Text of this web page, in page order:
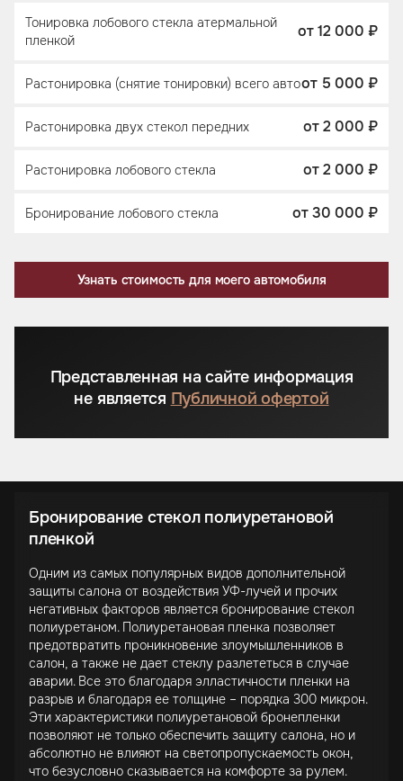
Тонировка лобового стекла атермальной
пленкой
от 12 000 ₽
Растонировка (снятие тонировки) всего автоот 5 000 ₽
Растонировка двух стекол передних от 2 000 ₽
Растонировка лобового стекла от 2 000 ₽
Бронирование лобового стекла от 30 000 ₽
Узнать стоимость для моего автомобиля
Представленная на сайте информация
не является Публичной офертой
Бронирование стекол полиуретановой
пленкой
Одним из самых популярных видов дополнительной
защиты салона от воздействия УФ-лучей и прочих
негативных факторов является бронирование стекол
полиуретаном. Полиуретановая пленка позволяет
предотвратить проникновение злоумышленников в
салон, а также не дает стеклу разлететься в случае
аварии. Все это благодаря элластичности пленки на
разрыв и благодаря ее толщине – порядка 300 микрон.
Эти характеристики полиуретановой бронепленки
позволяют не только обеспечить защиту салона, но и
абсолютно не влияют на светопропускаемость окон,
что безусловно сказывается на комфорте за рулем.